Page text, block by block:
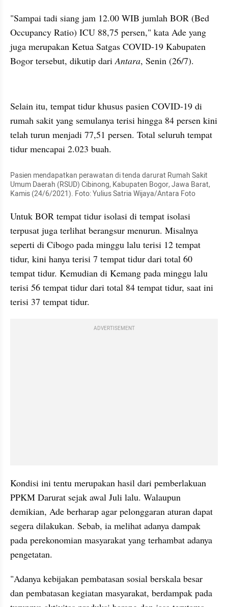
"Sampai tadi siang jam 12.00 WIB jumlah BOR (Bed
Occupancy Ratio) ICU 88,75 persen," kata Ade yang
juga merupakan Ketua Satgas COVID-19 Kabupaten
Bogor tersebut, dikutip dari Antara, Senin (26/7).
Selain itu, tempat tidur khusus pasien COVID-19 di
rumah sakit yang semulanya terisi hingga 84 persen kini
telah turun menjadi 77,51 persen. Total seluruh tempat
tidur mencapai 2.023 buah.
Pasien mendapatkan perawatan di tenda darurat Rumah Sakit
Umum Daerah (RSUD) Cibinong, Kabupaten Bogor, Jawa Barat,
Kamis (24/6/2021). Foto: Yulius Satria Wijaya/Antara Foto
Untuk BOR tempat tidur isolasi di tempat isolasi
terpusat juga terlihat berangsur menurun. Misalnya
seperti di Cibogo pada minggu lalu terisi 12 tempat
tidur, kini hanya terisi 7 tempat tidur dari total 60
tempat tidur. Kemudian di Kemang pada minggu lalu
terisi 56 tempat tidur dari total 84 tempat tidur, saat ini
terisi 37 tempat tidur.
ADVERTISEMENT
Kondisi ini tentu merupakan hasil dari pemberlakuan
PPKM Darurat sejak awal Juli lalu. Walaupun
demikian, Ade berharap agar pelonggaran aturan dapat
segera dilakukan. Sebab, ia melihat adanya dampak
pada perekonomian masyarakat yang terhambat adanya
pengetatan.
"Adanya kebijakan pembatasan sosial berskala besar
dan pembatasan kegiatan masyarakat, berdampak pada